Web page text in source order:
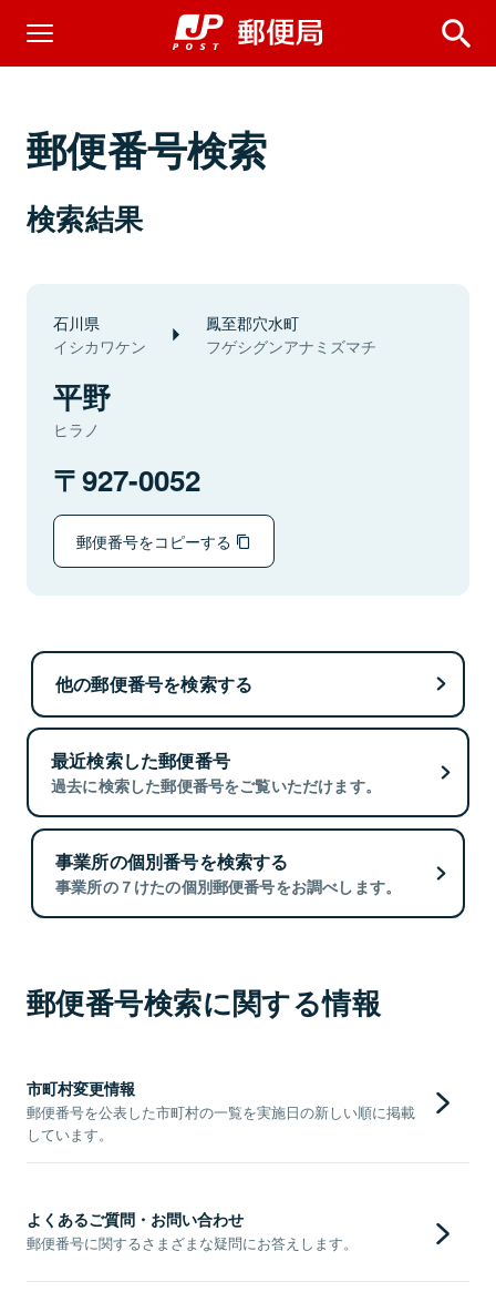
郵便番号検索
検索結果
石川県
イシカワケン
鳳至郡穴水町
フゲシグンアナミズマチ
平野
ヒラノ
927-0052
郵便番号をコピーする
他の郵便番号を検索する
最近検索した郵便番号
過去に検索した郵便番号をご覧いただけます。
事業所の個別番号を検索する
事業所の７けたの個別郵便番号をお調べします。
郵便番号検索に関する情報
市町村変更情報
郵便番号を公表した市町村の一覧を実施日の新しい順に掲載
しています。
よくあるご質問・お問い合わせ
郵便番号に関するさまざまな疑問にお答えします。